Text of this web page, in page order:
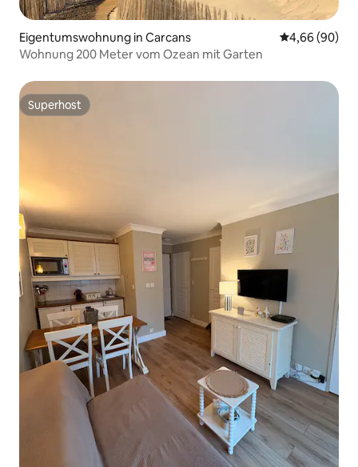
Eigentumswohnung in Carcans
4,66 (90)
Wohnung 200 Meter vom Ozean mit Garten
Superhost
Superhost